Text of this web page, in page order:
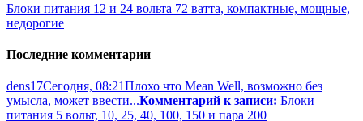
Блоки питания 12 и 24 вольта 72 ватта, компактные, мощные,
недорогие
Последние комментарии
dens17Сегодня, 08:21Плохо что Mean Well, возможно без
умысла, может ввести...Комментарий к записи: Блоки
питания 5 вольт, 10, 25, 40, 100, 150 и пара 200